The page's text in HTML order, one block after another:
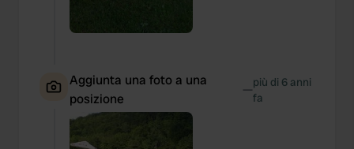
Aggiunta una foto a una
posizione
—più di 6 anni
fa